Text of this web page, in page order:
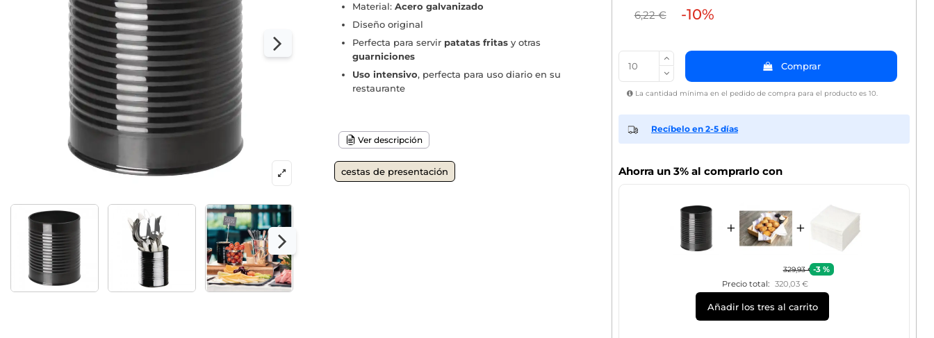
Material:Acero galvanizado
Diseño original
Perfecta para servir patatas fritasy otras
guarniciones
Uso intensivo, perfecta para uso diario en su
restaurante
Ver descripción
cestas de presentación
6,22 € -10%
Comprar
La cantidad mínima en el pedido de compra para el producto es 10.
Recíbelo en 2-5 días
Ahorra un 3% al comprarlo con
+ +
329,93 € -3 %
Precio total: 320,03 €
Añadir los tres al carrito